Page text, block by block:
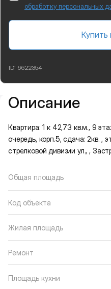
обработку персональных
Купить
ID: 6622354
Подробная информация
Описание
Квартира: 1 к 42,73 кв.м., 9
очередь, корп.5, сдача: 2кв. ,
стрелковой дивизии ул., ,
Общая площадь
Код объекта
Жилая площадь
Ремонт
Площадь кухни